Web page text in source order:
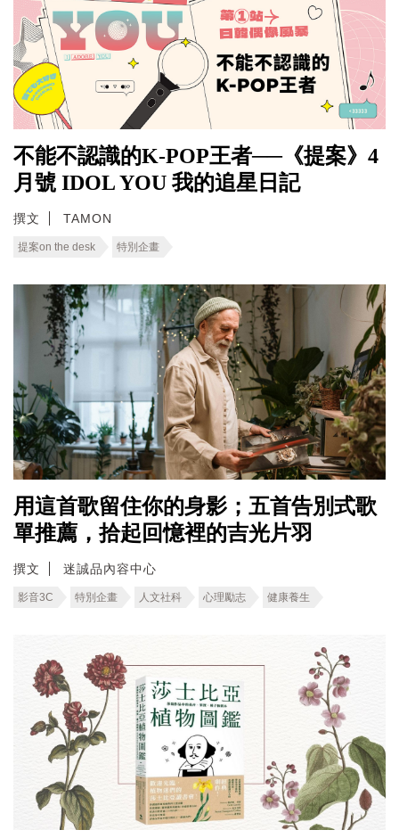
不能不認識的K-POP王者──《提案》4
月號 IDOL YOU 我的追星日記
撰文 TAMON
提案on the desk 特別企畫
用這首歌留住你的身影；五首告別式歌
單推薦，拾起回憶裡的吉光片羽
撰文 迷誠品內容中心
影音3C 特別企畫 人文社科 心理勵志 健康養生